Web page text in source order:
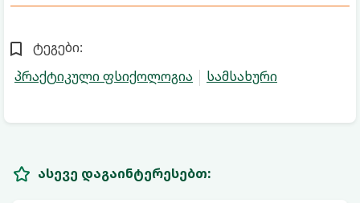
ტეგები:
პრაქტიკული ფსიქოლოგია
სამსახური
ასევე დაგაინტერესებთ: